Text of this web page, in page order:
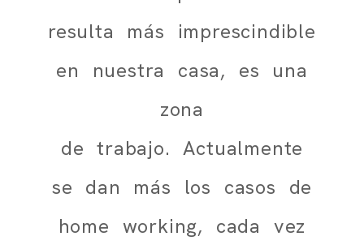
resulta más imprescindible
en nuestra casa, es una
zona
de trabajo. Actualmente
se dan más los casos de
home working, cada vez